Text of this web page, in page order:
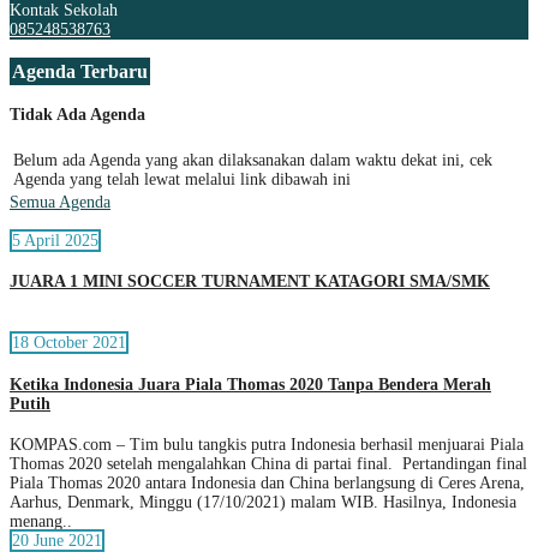
Kontak Sekolah
085248538763
Agenda Terbaru
Tidak Ada Agenda
Belum ada Agenda yang akan dilaksanakan dalam waktu dekat ini, cek
Agenda yang telah lewat melalui link dibawah ini
Semua Agenda
5 April 2025
JUARA 1 MINI SOCCER TURNAMENT KATAGORI SMA/SMK
18 October 2021
Ketika Indonesia Juara Piala Thomas 2020 Tanpa Bendera Merah
Putih
KOMPAS.com – Tim bulu tangkis putra Indonesia berhasil menjuarai Piala
Thomas 2020 setelah mengalahkan China di partai final. Pertandingan final
Piala Thomas 2020 antara Indonesia dan China berlangsung di Ceres Arena,
Aarhus, Denmark, Minggu (17/10/2021) malam WIB. Hasilnya, Indonesia
menang..
20 June 2021